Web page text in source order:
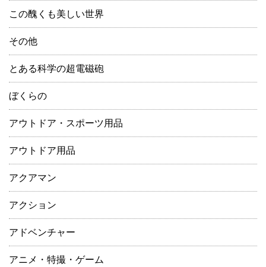
この醜くも美しい世界
その他
とある科学の超電磁砲
ぼくらの
アウトドア・スポーツ用品
アウトドア用品
アクアマン
アクション
アドベンチャー
アニメ・特撮・ゲーム